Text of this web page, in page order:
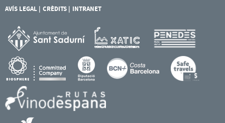
AVÍS LEGAL CRÈDITS INTRANET